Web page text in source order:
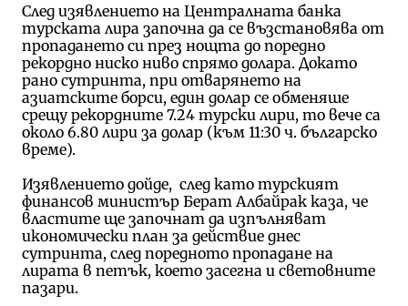
След изявлението на Централната банка
турската лира започна да се възстановява от
пропадането си през нощта до поредно
рекордно ниско ниво спрямо долара. Докато
рано сутринта, при отварянето на
азиатските борси, един долар се обменяше
срещу рекордните 7.24 турски лири, то вече са
около 6.80 лири за долар (към 11:30 ч. българско
време).
Изявлението дойде, след като турският
финансов министър Берат Албайрак каза, че
властите ще започнат да изпълняват
икономически план за действие днес
сутринта, след поредното пропадане на
лирата в петък, което засегна и световните
пазари.